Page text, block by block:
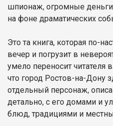
шпионаж, огромные
на фоне драматических
Это та книга, которая по-
вечер и погрузит в
умело переносит читателя
что город Ростов-на-Дону
отдельный персонаж,
детально, с его домами и
блюд, традициями и